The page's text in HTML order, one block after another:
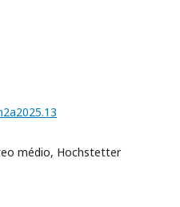
médio, Hochstetter